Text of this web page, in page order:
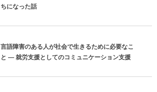
ちになった話
言語障害のある人が社会で生きるために必要なこ
と ― 就労支援としてのコミュニケーション支援